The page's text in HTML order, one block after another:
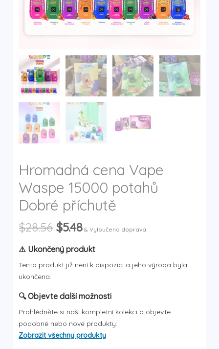
Hromadná cena Vape
Waspe 15000 potahů
Dobré příchutě
$28.56 Původní
byla:
$28.56.
$5.48Aktuální
je:
$5.48.
& Vyloučeno doprava
⚠️ Ukončený produkt
Tento produkt již není k dispozici a jeho výroba byla
ukončena.
🔍 Objevte další možnosti
Prohlédněte si naši kompletní kolekci a objevte
podobné nebo nové produkty:
Zobrazit všechny produkty